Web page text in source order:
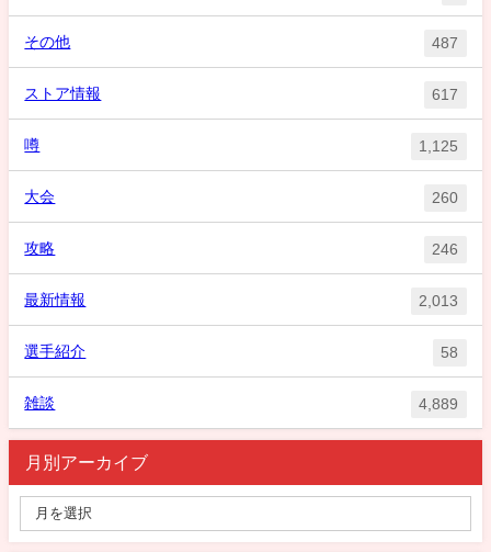
その他 487
ストア情報 617
噂 1,125
大会 260
攻略 246
最新情報 2,013
選手紹介 58
雑談 4,889
月別アーカイブ